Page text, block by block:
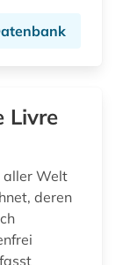
Livre
aller Welt
deren